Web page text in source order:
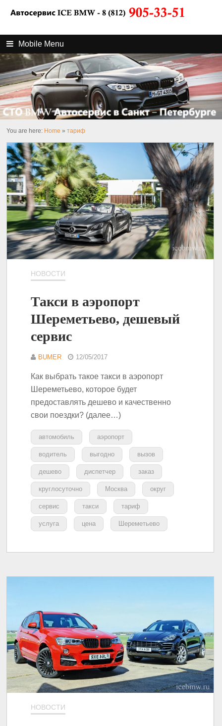
Mobile Menu
You are here: Home »тариф
НОВОСТИ
Такси в аэропорт
Шереметьево, дешевый
сервис
BUMER 12/05/2017
Как выбрать такое такси в аэропорт
Шереметьево, которое будет
предоставлять дешево и качественно
свои поездки? (далее…)
автомобиль аэропорт
водитель выгодно вызов
дешево диспетчер заказ
круглосуточно Москва округ
сервис такси тариф
услуга цена Шереметьево
НОВОСТИ